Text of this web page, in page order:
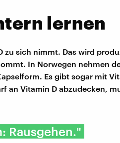
lernen
zu sich nimmt. Das wird
In Norwegen nehmen
Es gibt sogar mit
an Vitamin D abzudecken,
Rausgehen."